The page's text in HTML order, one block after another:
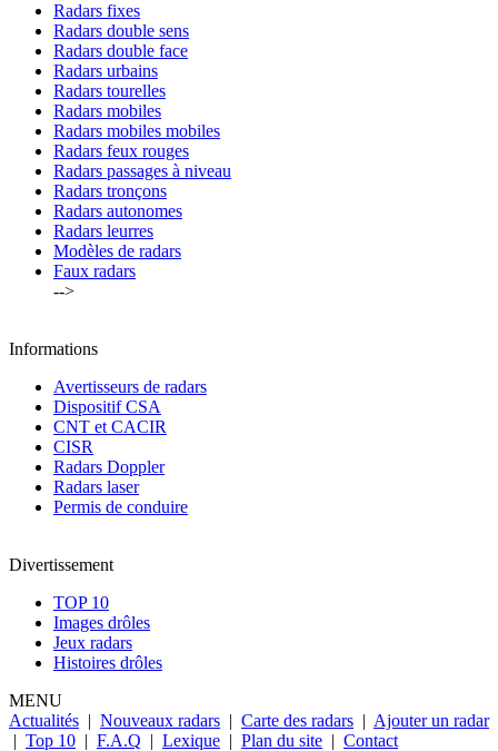
Radars fixes
Radars double sens
Radars double face
Radars urbains
Radars tourelles
Radars mobiles
Radars mobiles mobiles
Radars feux rouges
Radars passages à niveau
Radars tronçons
Radars autonomes
Radars leurres
Modèles de radars
Faux radars
-->
Informations
Avertisseurs de radars
Dispositif CSA
CNT et CACIR
CISR
Radars Doppler
Radars laser
Permis de conduire
Divertissement
TOP 10
Images drôles
Jeux radars
Histoires drôles
MENU
Actualités | Nouveaux radars | Carte des radars | Ajouter un radar
| Top 10 | F.A.Q | Lexique | Plan du site | Contact